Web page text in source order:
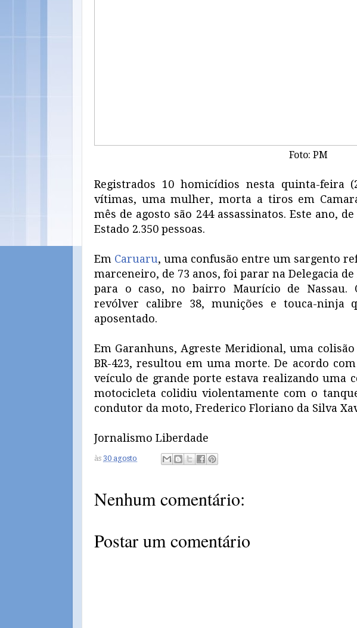
Foto: PM
Registrados 10 homicídios nesta quinta-feira
vítimas, uma mulher, morta a tiros em
mês de agosto são 244 assassinatos. Este ano,
Estado 2.350 pessoas.
Em Caruaru, uma confusão entre um sargento
marceneiro, de 73 anos, foi parar na Delegacia de
para o caso, no bairro Maurício de Nassau.
revólver calibre 38, munições e touca-ninja
aposentado.
Em Garanhuns, Agreste Meridional, uma
BR-423, resultou em uma morte. De acordo
veículo de grande porte estava realizando uma
motocicleta colidiu violentamente com o
condutor da moto, Frederico Floriano da Silva
Jornalismo Liberdade
às 30 agosto
Nenhum comentário:
Postar um comentário